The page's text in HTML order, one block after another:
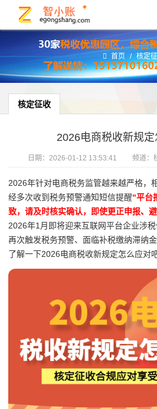
首页 / 核定
核定征收
2026电商税收新规定
日期： 2026-01-12 13:53:41 频道：
2026年针对电商税务监管越来越严格，
经多次收到税务预警通知短信提醒“平台
致，请及时核实确认，即使更正申报、避
2026年1月即将迎来互联网平台企业涉
再次触发税务预警、面临补税缴纳滞纳
了解一下2026电商税收新规定怎么应对吧